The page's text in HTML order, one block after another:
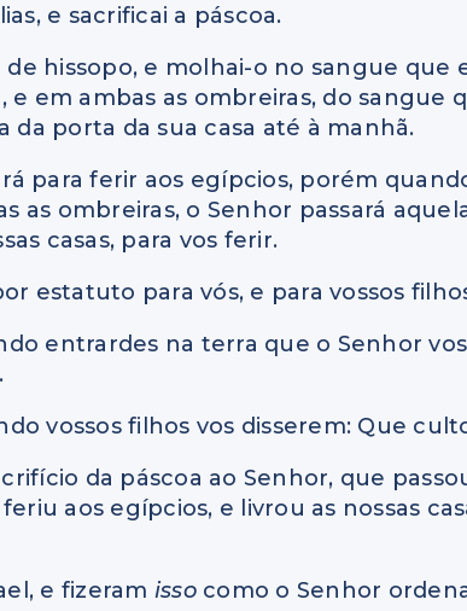
e sacrificai a páscoa.
hissopo, e molhai-o no sangue que
e em ambas as ombreiras, do sangue
da porta da sua casa até à manhã.
para ferir aos egípcios, porém
as ombreiras, o Senhor passará
casas, para vos ferir.
estatuto para vós, e para vossos
entrardes na terra que o Senhor
vossos filhos vos disserem: Que
da páscoa ao Senhor, que
aos egípcios, e livrou as nossas
e fizeram isso como o Senhor